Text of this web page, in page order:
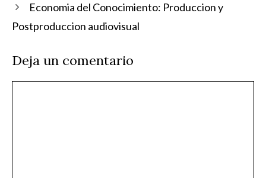
Economia del Conocimiento: Produccion y
Postproduccion audiovisual
Deja un comentario